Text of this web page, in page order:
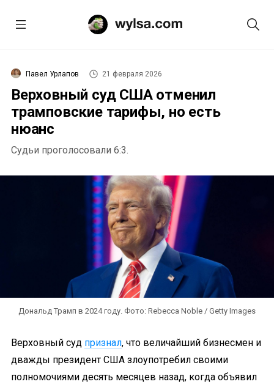
Павел Урлапов 21 февраля 2026
Верховный суд США отменил
трамповские тарифы, но есть
нюанс
Судьи проголосовали 6:3.
Дональд Трамп в 2024 году. Фото: Rebecca Noble / Getty Images
Верховный суд признал, что величайший бизнесмен и
дважды президент США злоупотребил своими
полномочиями десять месяцев назад, когда объявил